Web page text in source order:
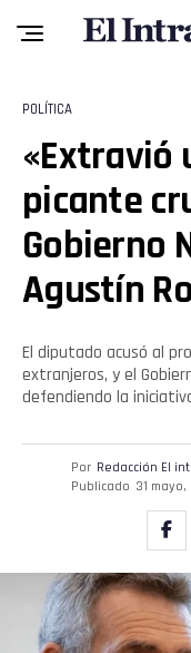
POLÍTICA
«Extravió
picante
Gobierno
Agustín
El diputado acusó al
extranjeros, y el
defendiendo la
Por Redacción El
Publicado 31